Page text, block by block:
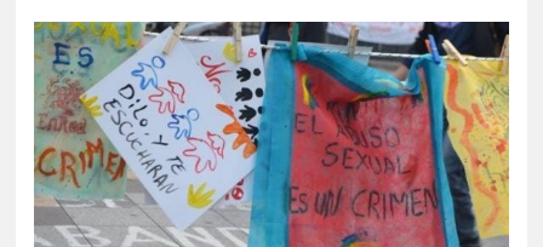
07/08/2026 La actividad se desarrollará este domingo desde las
17. Piden la donación de juguetes, libros que serán entregados a